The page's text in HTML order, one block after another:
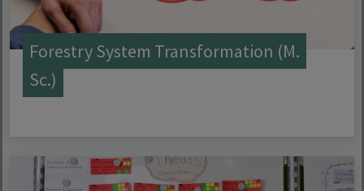
Forestry System Transformation (M.
Sc.)